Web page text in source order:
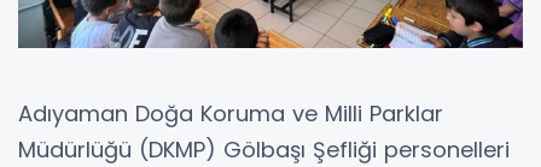
Adıyaman Doğa Koruma ve Milli Parklar
Müdürlüğü (DKMP) Gölbaşı Şefliği personelleri